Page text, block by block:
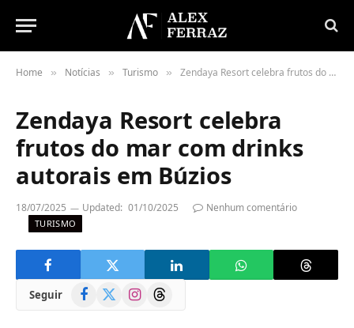
Home » Notícias » Turismo » Zendaya Resort celebra frutos do mar com drinks autorais em Búzios
Zendaya Resort celebra
frutos do mar com drinks
autorais em Búzios
18/07/2025 Updated: 01/10/2025 Nenhum comentário
TURISMO
Seguir Facebook
(Twitter)
InstagramThreads